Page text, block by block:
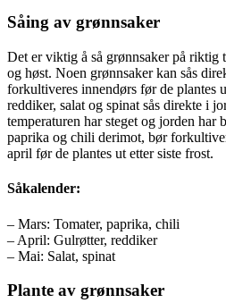
Såing av grønnsaker
Det er viktig å så grønnsaker på riktig
og høst. Noen grønnsaker kan sås
forkultiveres innendørs før de plantes
reddiker, salat og spinat sås direkte i
temperaturen har steget og jorden har
paprika og chili derimot, bør
april før de plantes ut etter siste frost.
Såkalender:
– Mars: Tomater, paprika, chili
– April: Gulrøtter, reddiker
– Mai: Salat, spinat
Plante av grønnsaker